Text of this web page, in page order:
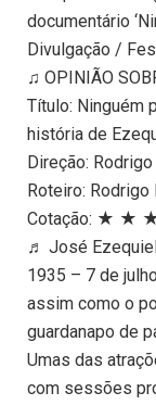
documentário
Divulgação /
♫ OPINIÃO
Título: Ninguém
história de
Direção:
Roteiro: Rodrigo
Cotação: ★ ★
♬ José
1935 – 7 de
assim como o
guardanapo de
Umas das
com sessões